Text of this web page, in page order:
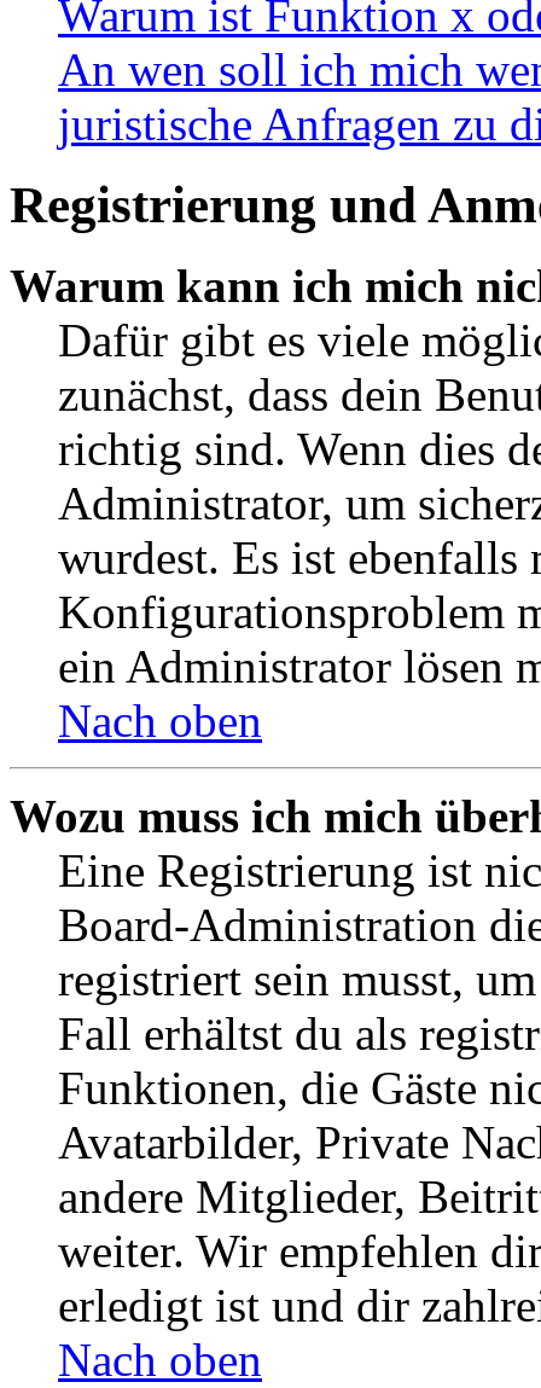
Warum ist Funktion x
An wen soll ich mich
juristische Anfragen zu
Registrierung und
Warum kann ich mich
Dafür gibt es viele
zunächst, dass dein
richtig sind. Wenn dies
Administrator, um
wurdest. Es ist ebenfalls
Konfigurationsproblem
ein Administrator lösen
Nach oben
Wozu muss ich mich
Eine Registrierung ist
Board-Administration
registriert sein musst,
Fall erhältst du als
Funktionen, die Gäste
Avatarbilder, Private
andere Mitglieder,
weiter. Wir empfehlen
erledigt ist und dir
Nach oben